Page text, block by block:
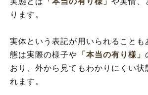
ります。
実体という表記が用いられることも
態は実際の様子や 「本当の有り様」
おり、外から見てもわかりにくい状
れます。